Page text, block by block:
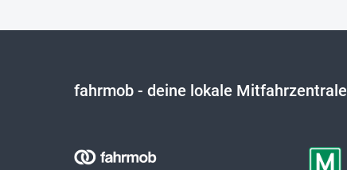
fahrmob- deine lokale Mitfahrzentrale